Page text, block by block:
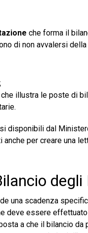
che forma il
di non avvalersi
illustra le poste di
disponibili dal
per creare una
una scadenza
deve essere
a che il bilancio